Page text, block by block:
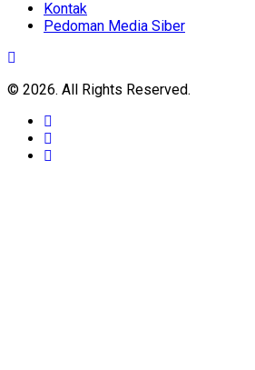
Kontak
Pedoman Media Siber
© 2026. All Rights Reserved.